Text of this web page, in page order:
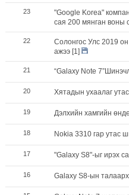
23
"Google Korea"
сая 200 мянган воны
22
Солонгос Улс 2019 он
ажээ [1]
21 “Galaxy Note
20 Хятадын ухаалаг
19 Дэлхийн хамгийн
18 Nokia 3310 гар утас
17 "Galaxy S8"-ыг ирэх
16 Galaxy S8-ын